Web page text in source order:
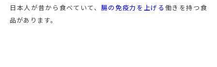
日本人が昔から食べていて、 腸の免疫力を上げる 働きを持つ食
品があります。